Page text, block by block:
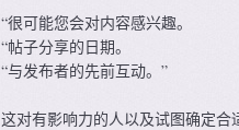
“很可能您会对内容感兴趣。
“帖子分享的日期。
“与发布者的先前互动。”
这对有影响力的人以及试图确定